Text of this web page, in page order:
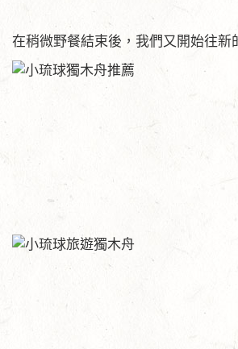
在稍微野餐結束後，我們又開始往新